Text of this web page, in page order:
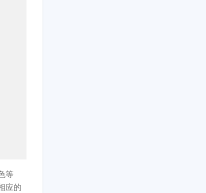
等
应的